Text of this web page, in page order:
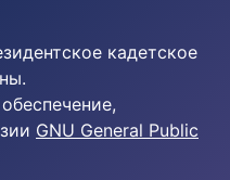
кадетское
GNU General Public